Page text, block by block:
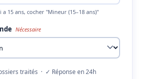
15 ans, cocher "Mineur (15–18 ans)"
Nécessaire
traités · ✓ Réponse en 24h